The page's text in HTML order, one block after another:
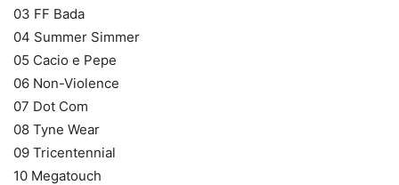
03 FF Bada
04 Summer Simmer
05 Cacio e Pepe
06 Non-Violence
07 Dot Com
08 Tyne Wear
09 Tricentennial
10 Megatouch